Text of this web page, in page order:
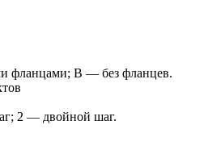
фланцами; B — без фланцев.
2 — двойной шаг.